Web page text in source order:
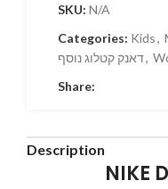
SKU: N/A
Categories: Kids,
דאנק קטלוג נוסף,
Share:
Description
NIKE